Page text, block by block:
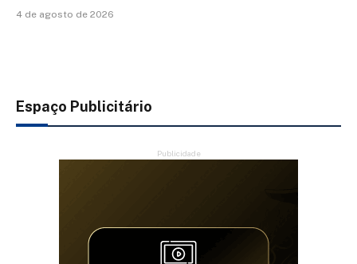
4 de agosto de 2026
Espaço Publicitário
Publicidade